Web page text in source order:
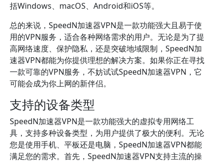
括Windows、macOS、Android和iOS等。
总的来说，SpeedN加速器VPN是一款功能强大且易于使
用的VPN服务，适合各种网络需求的用户。无论是为了提
高网络速度、保护隐私，还是突破地域限制，SpeedN加
速器VPN都能为你提供理想的解决方案。如果你正在寻找
一款可靠的VPN服务，不妨试试SpeedN加速器VPN，它
可能会成为你上网的新伴侣。
支持的设备类型
SpeedN加速器VPN是一款功能强大的虚拟专用网络工
具，支持多种设备类型，为用户提供了极大的便利。无论
您是使用手机、平板还是电脑，SpeedN加速器VPN都能
满足您的需求。首先，SpeedN加速器VPN支持主流的操